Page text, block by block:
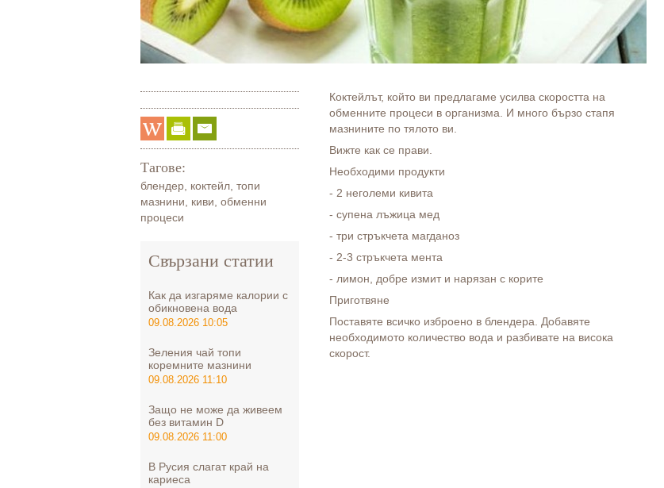
Коктейлът, който ви предлагаме усилва скоростта на
обменните процеси в организма. И много бързо стапя
мазнините по тялото ви.
Вижте как се прави.
Необходими продукти
- 2 неголеми кивита
- супена лъжица мед
- три стръкчета магданоз
- 2-3 стръкчета мента
- лимон, добре измит и нарязан с корите
Приготвяне
Поставяте всичко изброено в блендера. Добавяте
необходимото количество вода и разбивате на висока
скорост.
Тагове:
блендер коктейл топи
мазнини
киви обменни
процеси
Свързани статии
Как да изгаряме калории с
обикновена вода
09.08.2026 10:05
Зеления чай топи
коремните мазнини
09.08.2026 11:10
Защо не може да живеем
без витамин D
09.08.2026 11:00
В Русия слагат край на
кариеса